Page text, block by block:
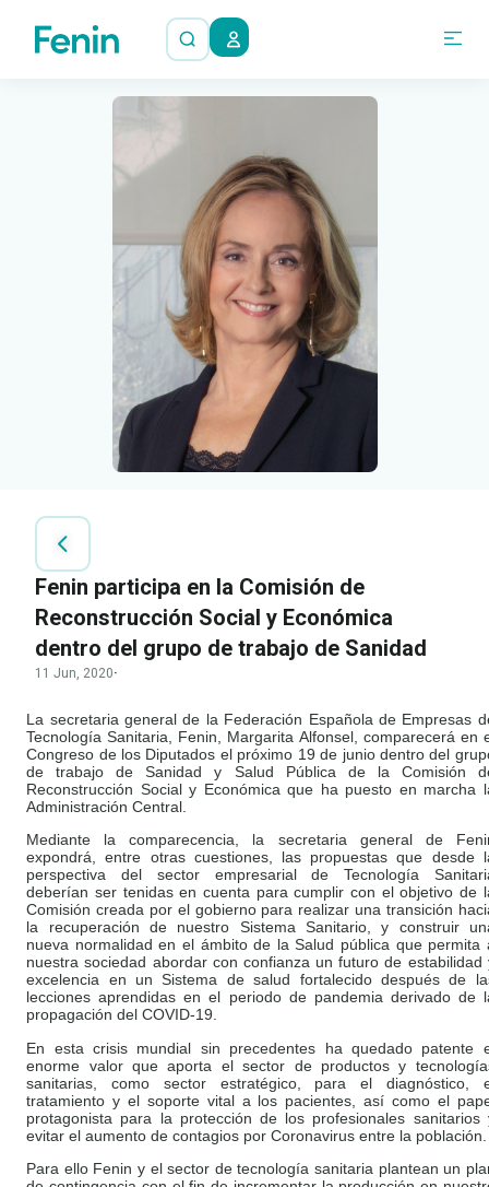
Fenin participa en la Comisión de
Reconstrucción Social y Económica
dentro del grupo de trabajo de Sanidad
11 Jun, 2020·
La secretaria general de la Federación Española de Empresas
Tecnología Sanitaria, Fenin, Margarita Alfonsel, comparecerá en
Congreso de los Diputados el próximo 19 de junio dentro del
de trabajo de Sanidad y Salud Pública de la Comisión
Reconstrucción Social y Económica que ha puesto en marcha
Administración Central.
Mediante la comparecencia, la secretaria general de
expondrá, entre otras cuestiones, las propuestas que desde
perspectiva del sector empresarial de Tecnología
deberían ser tenidas en cuenta para cumplir con el objetivo de
Comisión creada por el gobierno para realizar una transición
la recuperación de nuestro Sistema Sanitario, y construir
nueva normalidad en el ámbito de la Salud pública que permita
nuestra sociedad abordar con confianza un futuro de estabilidad
excelencia en un Sistema de salud fortalecido después de
lecciones aprendidas en el periodo de pandemia derivado de
propagación del COVID-19.
En esta crisis mundial sin precedentes ha quedado patente
enorme valor que aporta el sector de productos y
sanitarias, como sector estratégico, para el diagnóstico,
tratamiento y el soporte vital a los pacientes, así como el
protagonista para la protección de los profesionales sanitarios
evitar el aumento de contagios por Coronavirus entre la población.
Para ello Fenin y el sector de tecnología sanitaria plantean un